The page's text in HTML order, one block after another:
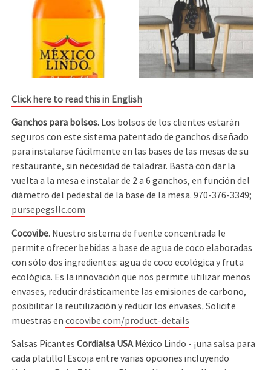
Click here to read this in English
Ganchos para bolsos. Los bolsos de los clientes estarán
seguros con este sistema patentado de ganchos diseñado
para instalarse fácilmente en las bases de las mesas de su
restaurante, sin necesidad de taladrar. Basta con dar la
vuelta a la mesa e instalar de 2 a 6 ganchos, en función del
diámetro del pedestal de la base de la mesa. 970-376-3349;
pursepegsllc.com
Cocovibe. Nuestro sistema de fuente concentrada le
permite ofrecer bebidas a base de agua de coco elaboradas
con sólo dos ingredientes: agua de coco ecológica y fruta
ecológica. Es la innovación que nos permite utilizar menos
envases, reducir drásticamente las emisiones de carbono,
posibilitar la reutilización y reducir los envases.Solicite
muestras encocovibe.com/product-details
Salsas PicantesCordialsa USAMéxico Lindo - ¡una salsa para
cada platillo! Escoja entre varias opciones incluyendo